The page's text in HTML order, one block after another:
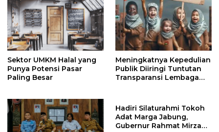
Sektor UMKM Halal yang
Punya Potensi Pasar
Paling Besar
Meningkatnya Kepedulian
Publik Diiringi Tuntutan
Transparansi Lembaga
Hadiri Silaturahmi Tokoh
Adat Marga Jabung,
Gubernur Rahmat Mirzani